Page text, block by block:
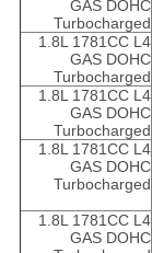
GAS DOHC
Turbocharged
1.8L 1781CC L4
GAS DOHC
Turbocharged
1.8L 1781CC L4
GAS DOHC
Turbocharged
1.8L 1781CC L4
GAS DOHC
Turbocharged
1.8L 1781CC L4
GAS DOHC